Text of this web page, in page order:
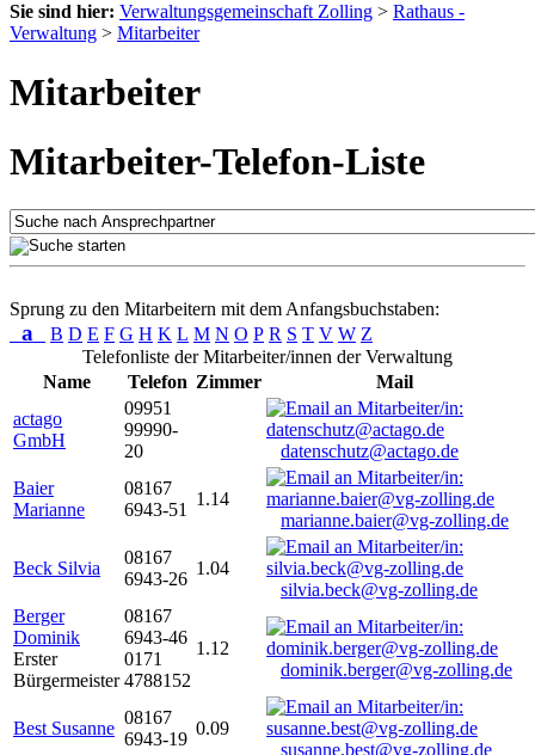
Sie sind hier: Verwaltungsgemeinschaft Zolling > Rathaus -
Verwaltung > Mitarbeiter
Mitarbeiter
Mitarbeiter-Telefon-Liste
Sprung zu den Mitarbeitern mit dem Anfangsbuchstaben:
a B D E F G H K L M N O P R S T V W Z
Telefonliste der Mitarbeiter/innen der Verwaltung
Name
Telefon Zimmer
Mail
actago
GmbH
09951
99990-
20
datenschutz@actago.de
Baier
Marianne
08167
6943-51
1.14
marianne.baier@vg-zolling.de
Beck Silvia
08167
6943-26
1.04
silvia.beck@vg-zolling.de
Berger
Dominik
Erster
Bürgermeister
08167
6943-46
0171
4788152
1.12
dominik.berger@vg-zolling.de
Best Susanne
08167
6943-19
0.09
susanne.best@vg-zolling.de